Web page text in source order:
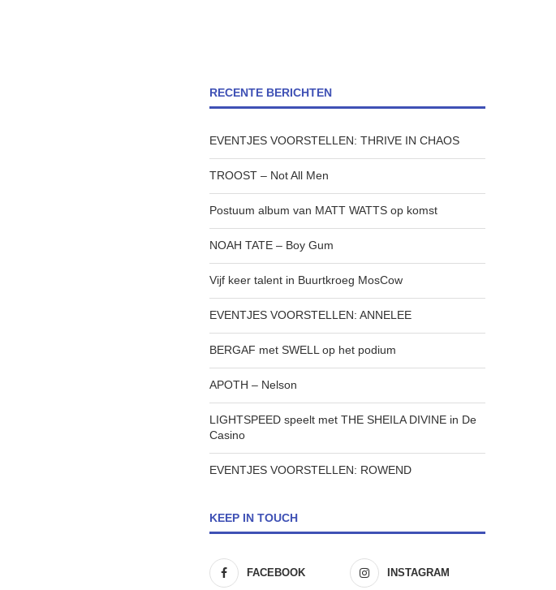
RECENTE BERICHTEN
EVENTJES VOORSTELLEN: THRIVE IN CHAOS
TROOST – Not All Men
Postuum album van MATT WATTS op komst
NOAH TATE – Boy Gum
Vijf keer talent in Buurtkroeg MosCow
EVENTJES VOORSTELLEN: ANNELEE
BERGAF met SWELL op het podium
APOTH – Nelson
LIGHTSPEED speelt met THE SHEILA DIVINE in De
Casino
EVENTJES VOORSTELLEN: ROWEND
KEEP IN TOUCH
FACEBOOK INSTAGRAM